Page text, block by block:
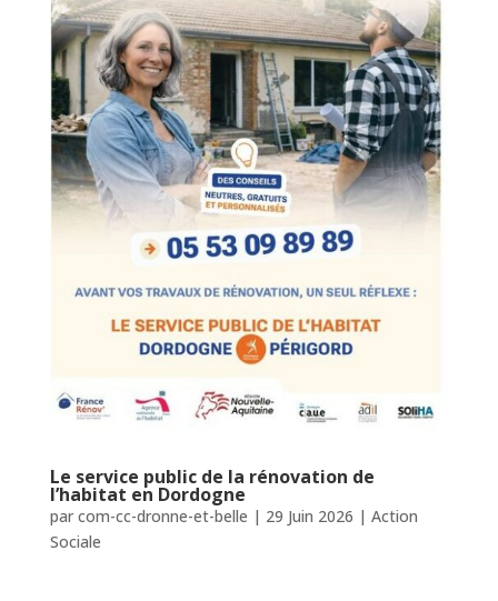
Le service public de la rénovation de
l’habitat en Dordogne
par com-cc-dronne-et-belle | 29 Juin 2026 | Action
Sociale